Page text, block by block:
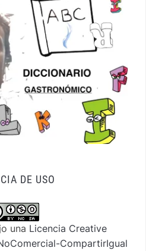
DE USO
una Licencia Creative
CompartirIgual